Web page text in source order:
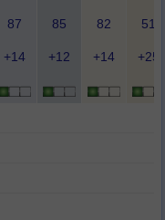
87 85 82 51
+14 +12 +14 +25